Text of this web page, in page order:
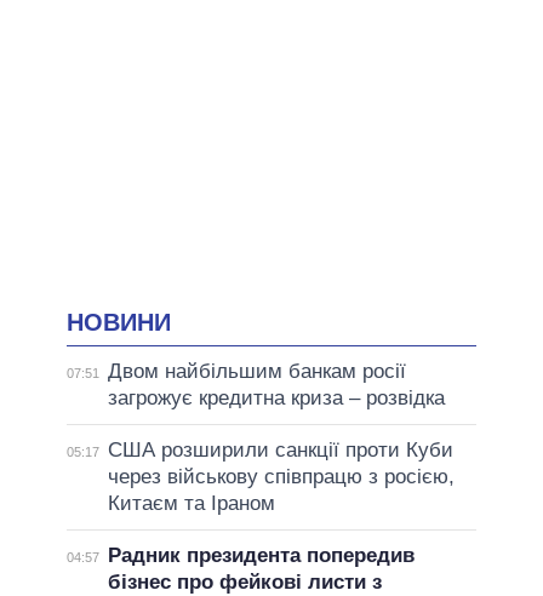
НОВИНИ
07:51
Двом найбільшим банкам росії
загрожує кредитна криза – розвідка
05:17
США розширили санкції проти Куби
через військову співпрацю з росією,
Китаєм та Іраном
04:57
Радник президента попередив
бізнес про фейкові листи з